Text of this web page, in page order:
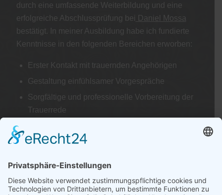
durch eine umfassende Weiterbildung und eine
erfolgreiche Abschlussprüfung bei
Daniel Mossa
bestätigt. In meiner Ausbildung habe ich fundierte
Kenntnisse in den folgenden Bereichen erworben:
Erster Kontakt mit trauernden Angehörigen
Gestaltung einfühlsamer Vorgespräche
Sorgfältige und professionelle Vorbereitung der
Trauerrede
Würde